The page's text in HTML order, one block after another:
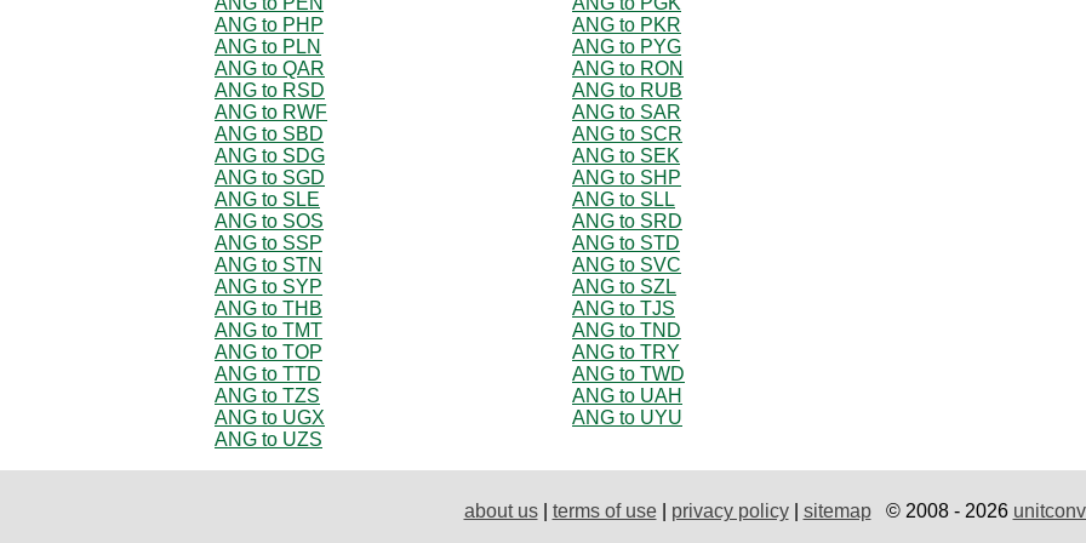
ANG to PHP
ANG to PKR
ANG to PLN
ANG to PYG
ANG to QAR
ANG to RON
ANG to RSD
ANG to RUB
ANG to RWF
ANG to SAR
ANG to SBD
ANG to SCR
ANG to SDG
ANG to SEK
ANG to SGD
ANG to SHP
ANG to SLE
ANG to SLL
ANG to SOS
ANG to SRD
ANG to SSP
ANG to STD
ANG to STN
ANG to SVC
ANG to SYP
ANG to SZL
ANG to THB
ANG to TJS
ANG to TMT
ANG to TND
ANG to TOP
ANG to TRY
ANG to TTD
ANG to TWD
ANG to TZS
ANG to UAH
ANG to UGX
ANG to UYU
ANG to UZS
about us| terms of use| privacy policy| sitemap© 2008 - 2026